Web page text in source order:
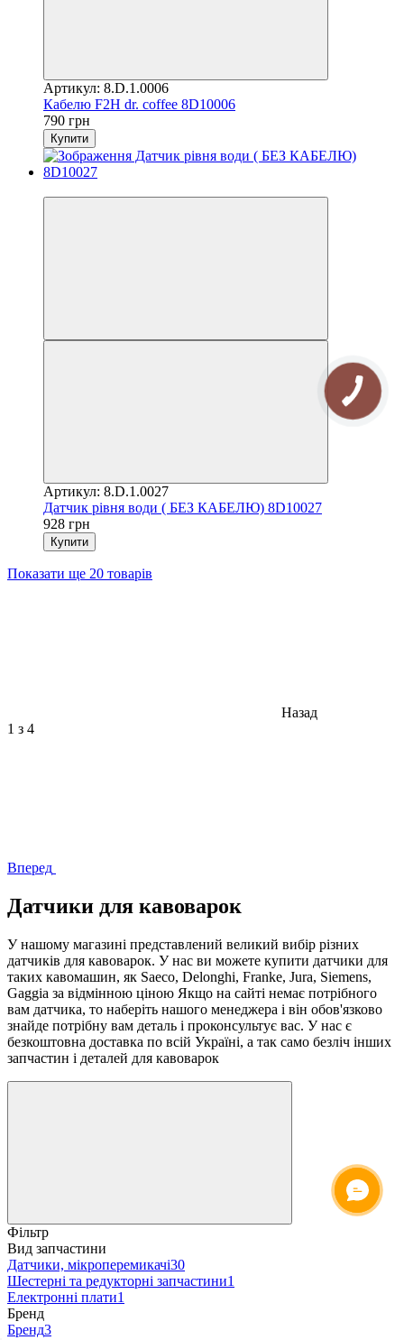
Артикул: 8.D.1.0006
Кабелю F2H dr. coffee 8D10006
790 грн
Купити
Артикул: 8.D.1.0027
Датчик рівня води ( БЕЗ КАБЕЛЮ) 8D10027
928 грн
Купити
Показати ще 20 товарів
Назад
1 з 4
Вперед
Датчики для кавоварок
У нашому магазині представлений великий вибір різних
датчиків для кавоварок. У нас ви можете купити датчики для
таких кавомашин, як Saeco, Delonghi, Franke, Jura, Siemens,
Gaggia за відмінною ціною Якщо на сайті немає потрібного
вам датчика, то наберіть нашого менеджера і він обов'язково
знайде потрібну вам деталь і проконсультує вас. У нас є
безкоштовна доставка по всій Україні, а так само безліч інших
запчастин і деталей для кавоварок
Фільтр
Вид запчастини
Датчики, мікроперемикачі30
Шестерні та редукторні запчастини1
Електронні плати1
Бренд
Бренд3
ОНЛАЙН ЧАТ